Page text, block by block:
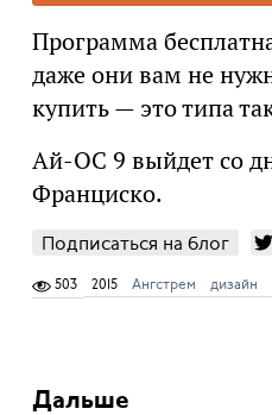
Программа
даже они вам не
купить — это типа
Ай-ОС 9 выйдет со
Франциско.
Подписаться на блог
503 2015 Ангстрем дизайн
Дальше